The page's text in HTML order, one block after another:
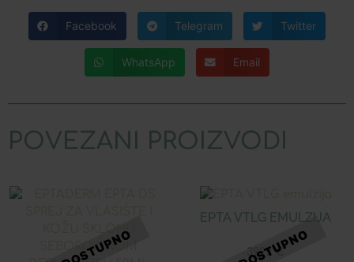
Facebook Telegram Twitter
WhatsApp Email
POVEZANI PROIZVODI
EPTA VTLG EMULZIJA
39,99€